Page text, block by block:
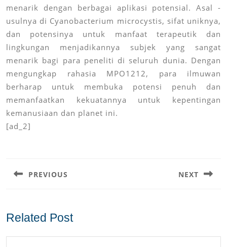
menarik dengan berbagai aplikasi potensial. Asal -
usulnya di Cyanobacterium microcystis, sifat uniknya,
dan potensinya untuk manfaat terapeutik dan
lingkungan menjadikannya subjek yang sangat
menarik bagi para peneliti di seluruh dunia. Dengan
mengungkap rahasia MPO1212, para ilmuwan
berharap untuk membuka potensi penuh dan
memanfaatkan kekuatannya untuk kepentingan
kemanusiaan dan planet ini.
[ad_2]
PREVIOUS NEXT
Related Post